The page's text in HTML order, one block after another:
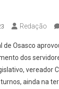
Redação
de Osasco
dos
vereador
ainda na